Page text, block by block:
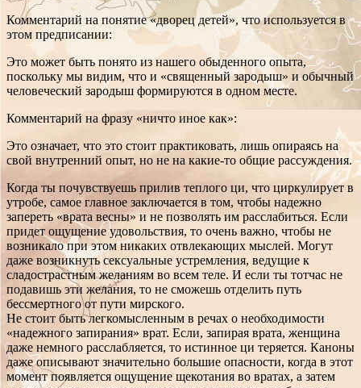
Комментарий на понятие «дворец детей», что используется в
этом предписании:
Это может быть понято из нашего обыденного опыта,
поскольку мы видим, что и «священный зародыш» и обычный
человеческий зародыш формируются в одном месте.
Комментарий на фразу «ничто иное как»:
Это означает, что это стоит практиковать, лишь опираясь на
свой внутренний опыт, но не на какие-то общие рассуждения.
Когда ты почувствуешь прилив теплого ци, что циркулирует в
утробе, самое главное заключается в том, чтобы надежно
запереть «врата весны» и не позволять им расслабиться. Если
придет ощущение удовольствия, то очень важно, чтобы не
возникало при этом никаких отвлекающих мыслей. Могут
даже возникнуть сексуальные устремления, ведущие к
сладострастным желаниям во всем теле. И если ты тотчас не
подавишь эти желания, то не сможешь отделить путь
бессмертного от пути мирского.
Не стоит быть легкомысленным в речах о необходимости
«надежного запирания» врат. Если, запирая врата, женщина
даже немного расслабляется, то истинное ци теряется. Каноны
даже описывают значительно большие опасности, когда в этот
момент появляется ощущение щекотания во вратах, а затем